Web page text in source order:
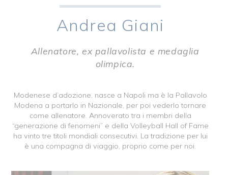
Andrea Giani
Allenatore, ex pallavolista e medaglia
olimpica.
Modenese d’adozione, nasce a Napoli ma è la Pallavolo
Modena a portarlo in Nazionale, per poi vederlo tornare
come allenatore. Annoverato tra i membri della
“generazione di fenomeni” e della Volleyball Hall of Fame
ha vinto tre titoli mondiali consecutivi. La tradizione per lui
è una compagna di viaggio, proprio come per noi.